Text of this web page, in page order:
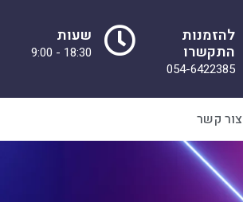
להזמנות
התקשרו
054-6422385
שעות
18:30 - 9:00
צור קשר